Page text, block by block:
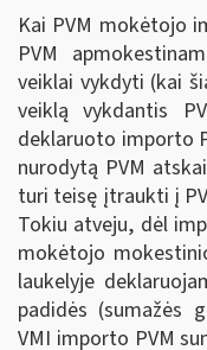
Kai PVM mokėtojo
PVM
veiklai vykdyti (kai
veiklą vykdantis
deklaruoto importo
nurodytą PVM
turi teisę įtraukti į
Tokiu atveju, dėl
mokėtojo
laukelyje
padidės (sumažės
VMI importo PVM